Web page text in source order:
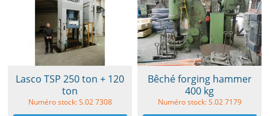
Lasco TSP 250 ton + 120
ton
Numéro stock: S.02 7308
Bêché forging hammer
400 kg
Numéro stock: S.02 7179